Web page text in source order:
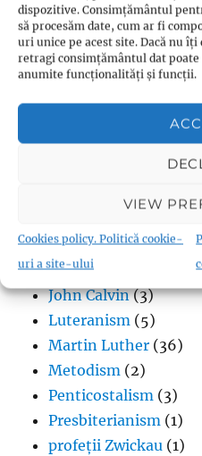
dispozitive. Consimțământul
să procesăm date, cum ar fi
uri unice pe acest site. Dacă nu
retragi consimțământul dat
anumite funcționalități și funcții.
VIEW
Cookies policy. Politică cookie-
uri a site-ului
Biblia în format audio
Biserica Angliei(4)
Biserica Moraviei(1)
Evanghelicalism(1)
(7)
Iglesia ni Cristo (1)
Istorie(1)
Jan Hus
John Calvin(3)
Luteranism (5)
Martin Luther (36)
Metodism (2)
Penticostalism (3)
Presbiterianism (1)
profeții Zwickau (1)